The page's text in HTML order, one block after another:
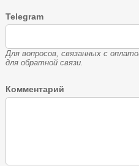
Telegram
Для вопросов, связанных с
для обратной связи.
Комментарий